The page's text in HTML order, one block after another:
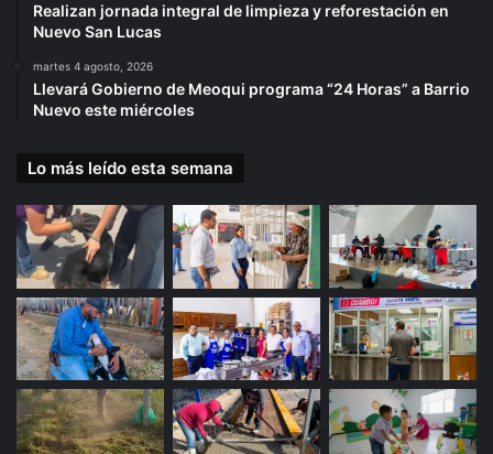
Realizan jornada integral de limpieza y reforestación en
Nuevo San Lucas
martes 4 agosto, 2026
Llevará Gobierno de Meoqui programa “24 Horas” a Barrio
Nuevo este miércoles
Lo más leído esta semana